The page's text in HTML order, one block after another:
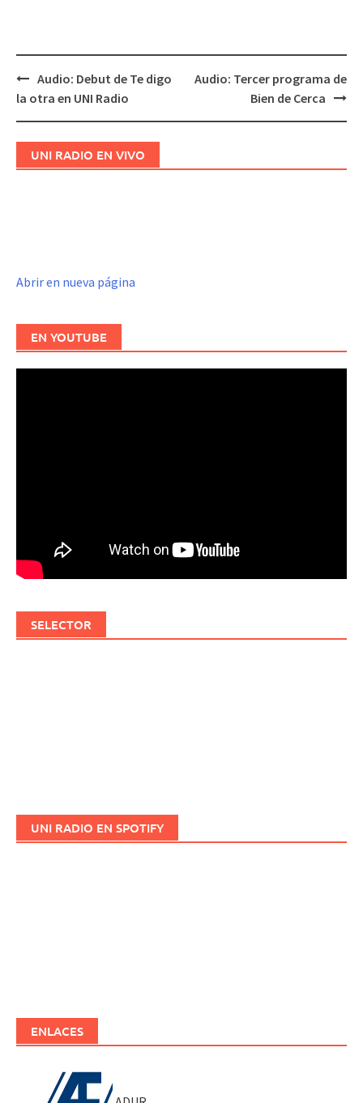
Navegación
Audio: Debut de Te digo
la otra en UNI Radio
Audio: Tercer programa de
Bien de Cerca
UNI RADIO EN VIVO
Abrir en nueva página
EN YOUTUBE
SELECTOR
UNI RADIO EN SPOTIFY
ENLACES